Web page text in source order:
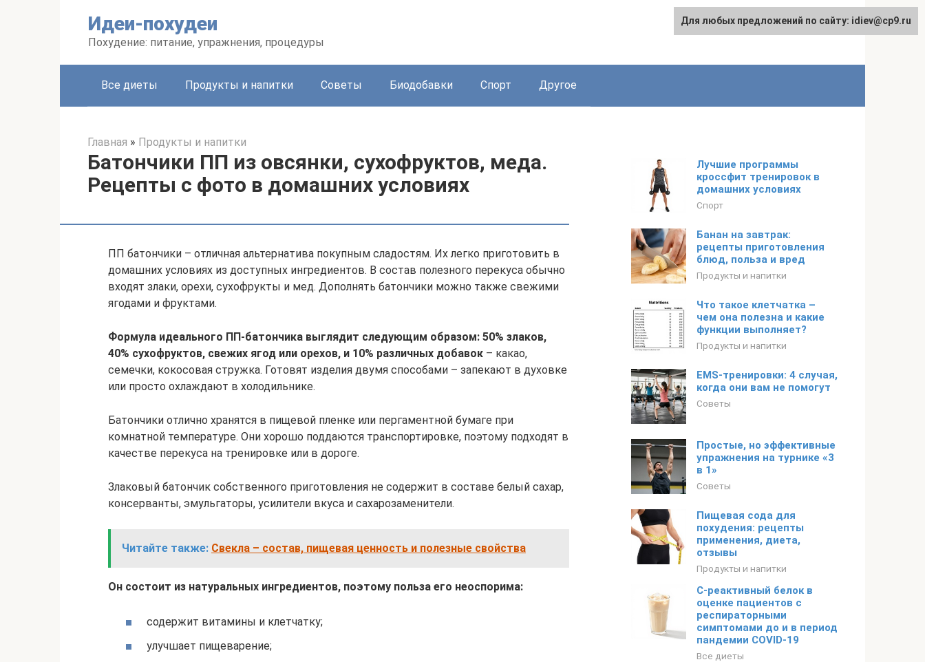
Идеи-похудеи
Похудение: питание, упражнения, процедуры
Все диеты Продукты и напитки Советы Биодобавки Спорт Другое
Главная » Продукты и напитки
Батончики ПП из овсянки, сухофруктов, меда.
Рецепты с фото в домашних условиях
ПП батончики – отличная альтернатива покупным сладостям. Их легко приготовить в
домашних условиях из доступных ингредиентов. В состав полезного перекуса обычно
входят злаки, орехи, сухофрукты и мед. Дополнять батончики можно также свежими
ягодами и фруктами.
Формула идеального ПП-батончика выглядит следующим образом: 50% злаков,
40% сухофруктов, свежих ягод или орехов, и 10% различных добавок – какао,
семечки, кокосовая стружка. Готовят изделия двумя способами – запекают в духовке
или просто охлаждают в холодильнике.
Батончики отлично хранятся в пищевой пленке или пергаментной бумаге при
комнатной температуре. Они хорошо поддаются транспортировке, поэтому подходят в
качестве перекуса на тренировке или в дороге.
Злаковый батончик собственного приготовления не содержит в составе белый сахар,
консерванты, эмульгаторы, усилители вкуса и сахарозаменители.
Читайте также: Свекла – состав, пищевая ценность и полезные свойства
Он состоит из натуральных ингредиентов, поэтому польза его неоспорима:
содержит витамины и клетчатку;
улучшает пищеварение;
Лучшие программы
кроссфит тренировок в
домашних условиях
Спорт
Банан на завтрак:
рецепты приготовления
блюд, польза и вред
Продукты и напитки
Что такое клетчатка –
чем она полезна и какие
функции выполняет?
Продукты и напитки
EMS-тренировки: 4 случая,
когда они вам не помогут
Советы
Простые, но эффективные
упражнения на турнике «3
в 1»
Советы
Пищевая сода для
похудения: рецепты
применения, диета,
отзывы
Продукты и напитки
С-реактивный белок в
оценке пациентов с
респираторными
симптомами до и в период
пандемии COVID-19
Все диеты
Для любых предложений по сайту: idiev@cp9.ru